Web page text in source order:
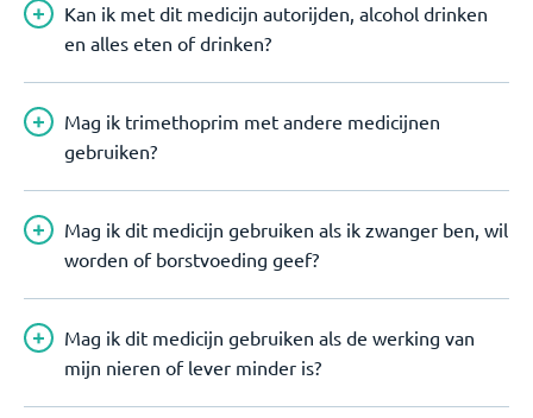
Kan ik met dit medicijn autorijden, alcohol drinken
en alles eten of drinken?
Mag ik trimethoprim met andere medicijnen
gebruiken?
Mag ik dit medicijn gebruiken als ik zwanger ben, wil
worden of borstvoeding geef?
Mag ik dit medicijn gebruiken als de werking van
mijn nieren of lever minder is?